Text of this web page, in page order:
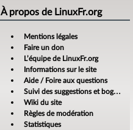
À propos de LinuxFr.org
Mentions légales
Faire un don
L’équipe de LinuxFr.org
Informations sur le site
Aide / Foire aux questions
Suivi des suggestions et bogues
Wiki du site
Règles de modération
Statistiques